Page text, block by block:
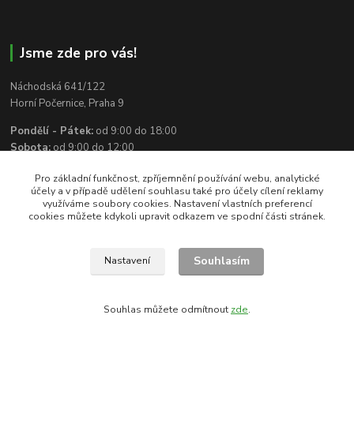
Jsme zde pro vás!
Náchodská 641/122
Horní Počernice, Praha 9
Pondělí - Pátek: od 9:00 do 18:00
Sobota:od 9:00 do 12:00
Kontakty
+420 602 295 175
info@mixshop-wertheim.cz
Pro základní funkčnost, zpříjemnění používání webu, analytické
účely a v případě udělení souhlasu také pro účely cílení reklamy
využíváme soubory cookies. Nastavení vlastních preferencí
cookies můžete kdykoli upravit odkazem ve spodní části stránek.
Nastavení Souhlasím
Souhlas můžete odmítnout zde.